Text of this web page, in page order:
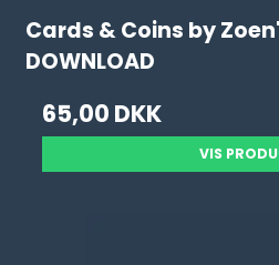
Cards & Coins by
DOWNLOAD
65,00 DKK
VIS